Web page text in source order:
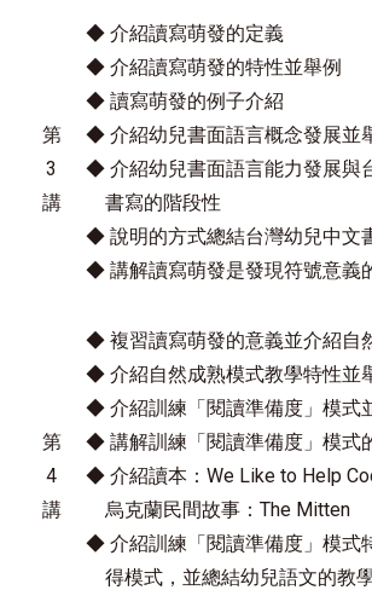
第
3
講
◆ 介紹讀寫萌發的定義
◆ 介紹讀寫萌發的特性並舉例
◆ 讀寫萌發的例子介紹
◆ 介紹幼兒書面語言概念發展並
◆ 介紹幼兒書面語言能力發展與
書寫的階段性
◆ 說明的方式總結台灣幼兒中文
◆ 講解讀寫萌發是發現符號意義
第
4
講
◆ 複習讀寫萌發的意義並介紹自
◆ 介紹自然成熟模式教學特性並
◆ 介紹訓練「閱讀準備度」模式
◆ 講解訓練「閱讀準備度」模式
◆ 介紹讀本：We Like to Help
烏克蘭民間故事：The Mitten
◆ 介紹訓練「閱讀準備度」模式
得模式，並總結幼兒語文的教